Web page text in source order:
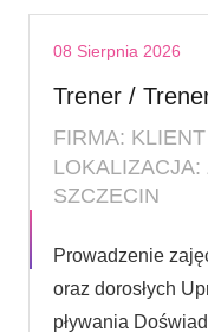
08 Sierpnia 2026
Trener /
FIRMA:
SZCZECIN
Prowadzenie
oraz dorosłych
pływania